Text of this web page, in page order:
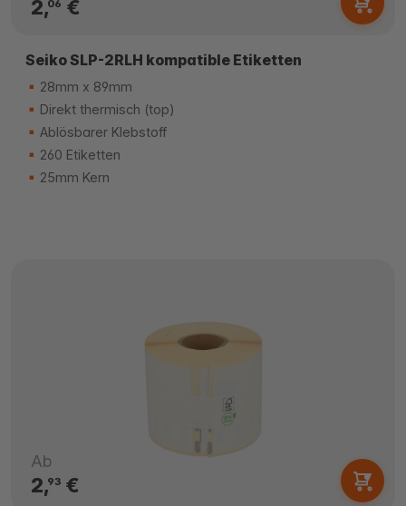
2,06 €
Seiko SLP-2RLH kompatible Etiketten
28mm x 89mm
Direkt thermisch (top)
Ablösbarer Klebstoff
260 Etiketten
25mm Kern
Ab
2,93€